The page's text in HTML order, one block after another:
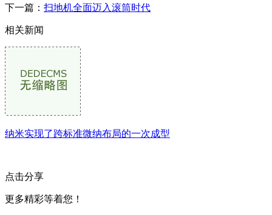
下一篇： 扫地机全面迈入滚筒时代
相关新闻
纳米实现了跨标准微纳布局的一次成型
点击分享
更多精彩等着您！